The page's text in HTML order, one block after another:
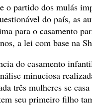
o partido dos mulás
do país, as
para o casamento
a lei com base na
do casamento
minuciosa
três mulheres se
seu primeiro filho